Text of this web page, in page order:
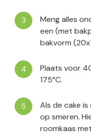
Meng alles
een (met
bakvorm
Plaats voor
175°C.
Als de cake
op smeren.
roomkaas